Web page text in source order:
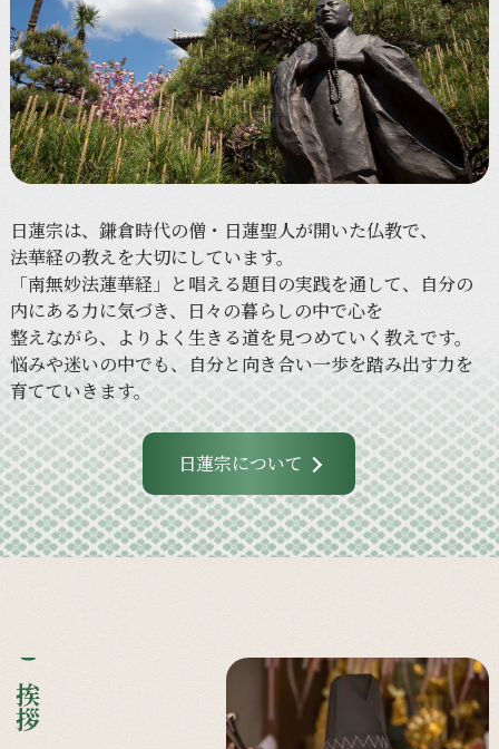
日蓮宗は、 鎌倉時代の僧・日蓮聖人が開いた仏教で、
法華経の教えを大切にしています。
「南無妙法蓮華経」と唱える題目の実践を通して、
自分の
内にある力に気づき、 日々の暮らしの中で心を
整えながら、
より よく 生きる道を見つめていく 教えです。
悩みや迷いの中でも、 自分と向き合い一歩を踏み出す力を
育てていきます。
日蓮宗について
ご挨拶